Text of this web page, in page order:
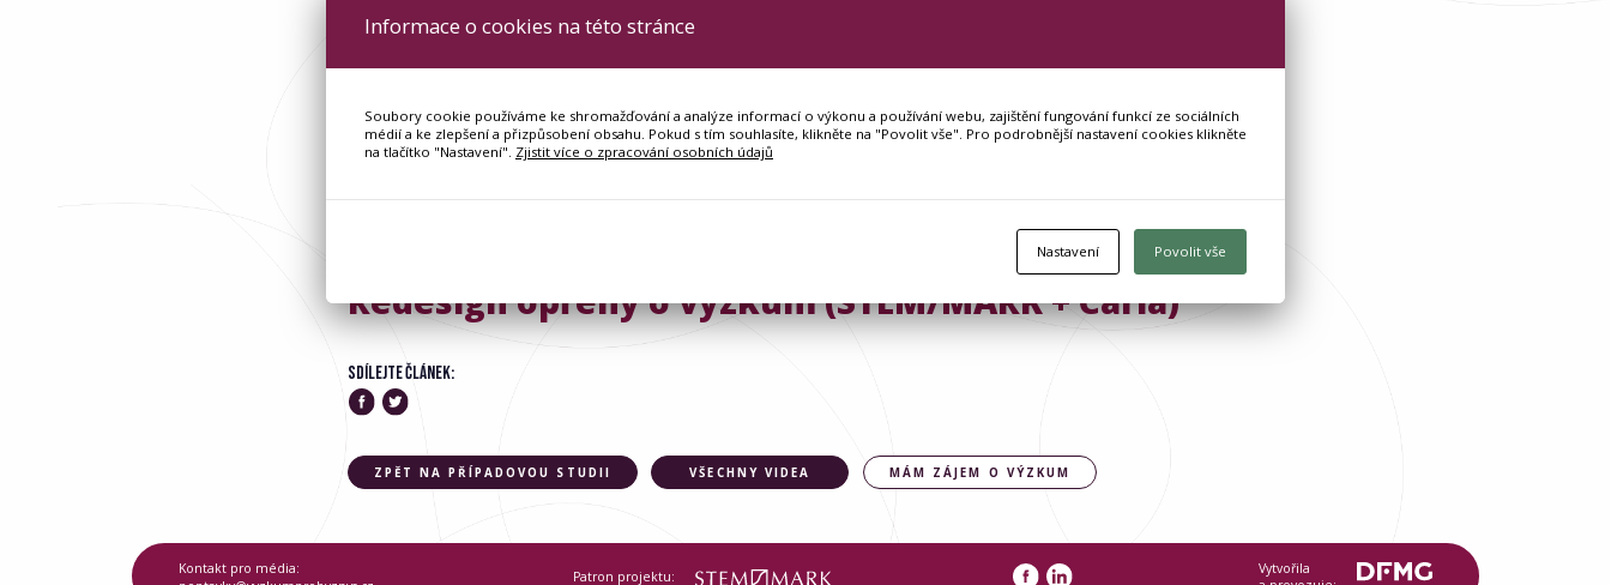
Redesign opřený o výzkum (STEM/MARK + Carla)
SDÍLEJTE ČLÁNEK:
ZPĚT NA PŘÍPADOVOU STUDII VŠECHNY VIDEA MÁM ZÁJEM O VÝZKUM
Kontakt pro média:
Patron projektu:
Vytvořila
Informace o cookies na této stránce
Soubory cookie používáme ke shromažďování a analýze informací o výkonu a používání webu, zajištění fungování funkcí ze sociálních
médií a ke zlepšení a přizpůsobení obsahu. Pokud s tím souhlasíte, klikněte na "Povolit vše". Pro podrobnější nastavení cookies klikněte
na tlačítko "Nastavení". Zjistit více o zpracování osobních údajů
Nastavení Povolit vše